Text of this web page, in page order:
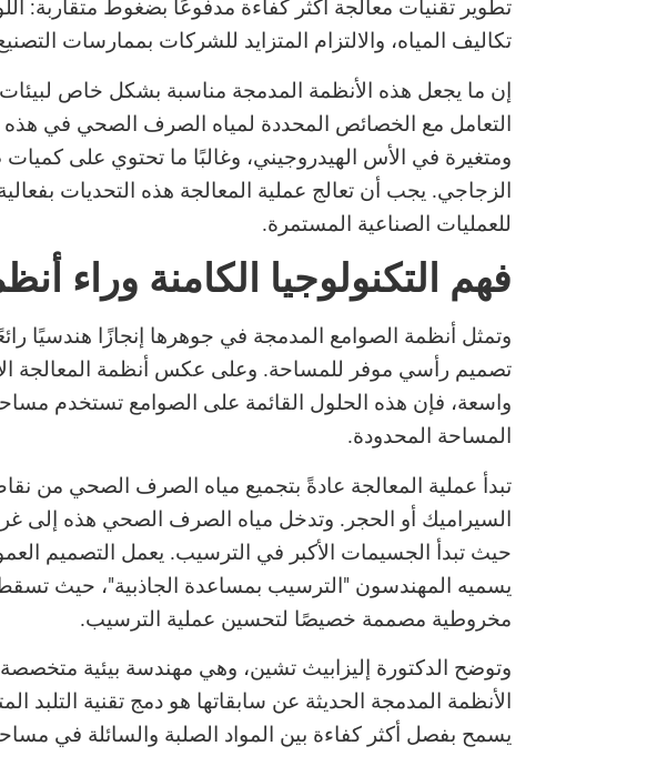
تطوير تقنيات معالجة أكثر كفاءة مدفوعًا بضغوط متقاربة:
تكاليف المياه، والالتزام المتزايد للشركات بممارسات
إن ما يجعل هذه الأنظمة المدمجة مناسبة بشكل خاص لبيئات
التعامل مع الخصائص المحددة لمياه الصرف الصحي في هذه
ومتغيرة في الأس الهيدروجيني، وغالبًا ما تحتوي على كميات
الزجاجي. يجب أن تعالج عملية المعالجة هذه التحديات
للعمليات الصناعية المستمرة.
فهم التكنولوجيا الكامنة وراء
وتمثل أنظمة الصوامع المدمجة في جوهرها إنجازًا هندسيًا
تصميم رأسي موفر للمساحة. وعلى عكس أنظمة المعالجة
واسعة، فإن هذه الحلول القائمة على الصوامع تستخدم
المساحة المحدودة.
تبدأ عملية المعالجة عادةً بتجميع مياه الصرف الصحي من
السيراميك أو الحجر. وتدخل مياه الصرف الصحي هذه إلى
حيث تبدأ الجسيمات الأكبر في الترسيب. يعمل التصميم
يسميه المهندسون "الترسيب بمساعدة الجاذبية"، حيث
مخروطية مصممة خصيصًا لتحسين عملية الترسيب.
وتوضح الدكتورة إليزابيث تشين، وهي مهندسة بيئية
الأنظمة المدمجة الحديثة عن سابقاتها هو دمج تقنية
يسمح بفصل أكثر كفاءة بين المواد الصلبة والسائلة في